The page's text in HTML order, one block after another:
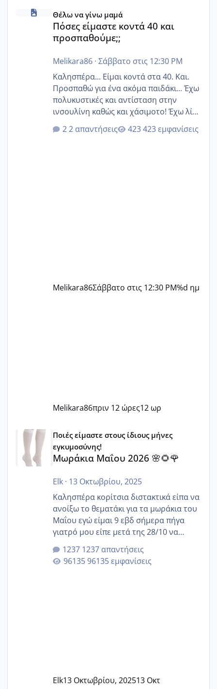
Πόσες είμαστε κοντά 40 και προσπαθούμε;;
Θέλω να γίνω μαμά
Πόσες είμαστε κοντά 40 και
προσπαθούμε;;
Melikara86· Σάββατο στις 12:30 PM
Καλησπέρα... Είμαι κοντά στα 40. Και.
Προσπαθώ για ένα ακόμα παιδάκι... Έχω
πολυκυστικές και αντίσταση στην
ινσουλίνη καθώς και χάσιμοτο! Έχω λίγα
κιλά παραπάνω και όσο κ αν προσπαθώ
δεν χάνω εύκολα! Προσπαθώ για ακόμη
2 απαντήσεις 423 εμφανίσεις
Melikara86Σάββατο στις 12:30 PM%d ημ
Melikara86πριν 12 ώρες12 ωρ
Μωράκια Μαΐου 2026 🌸🌻🌹
Ποιές είμαστε στους ίδιους μήνες
εγκυμοσύνης!
Μωράκια Μαΐου 2026 🌸🌻🌹
Elk· 13 Οκτωβρίου, 2025
Καλησπέρα κορίτσια διστακτικά είπα να
ανοίξω το θεματάκι για τα μωράκια του
Μαΐου εγώ είμαι 9 εβδ σήμερα πήγα
γιατρό μου είπε μετά της 28/10 να
κλείσω ραντεβού για την αυχενική είναι
καμιά άλλη κοπέλα να γεννάει Μάιο ;;
1237 απαντήσεις
96135 εμφανίσεις
Elk13 Οκτωβρίου, 202513 Οκτ